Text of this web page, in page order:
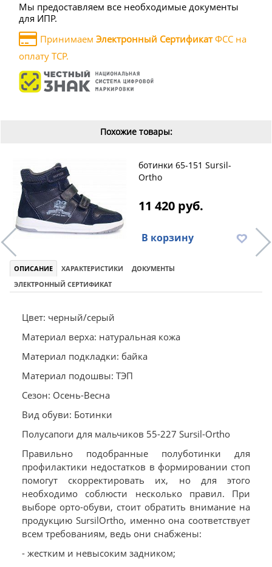
Мы предоставляем все необходимые документы
для ИПР.
Принимаем Электронный СертификатФСС на
оплату ТСР.
Похожие товары:
ботинки 65-151 Sursil-
Ortho
11 420 руб.
В корзину
ОПИСАНИЕ ХАРАКТЕРИСТИКИ
ДОКУМЕНТЫ
ЭЛЕКТРОННЫЙ СЕРТИФИКАТ
Цвет: черный/серый
Материал верха: натуральная кожа
Материал подкладки: байка
Материал подошвы: ТЭП
Сезон: Осень-Весна
Вид обуви: Ботинки
Полусапоги для мальчиков 55-227 Sursil-Ortho
Правильно подобранные полуботинки для
профилактики недостатков в формировании стоп
помогут скорректировать их, но для этого
необходимо соблюсти несколько правил. При
выборе орто-обуви, стоит обратить внимание на
продукцию SursilOrtho, именно она соответствует
всем требованиям, ведь они снабжены:
- жестким и невысоким задником;